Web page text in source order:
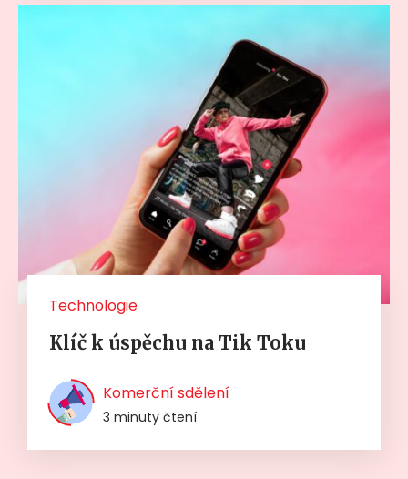
Technologie
Klíč k úspěchu na Tik Toku
Komerční sdělení
3 minuty čtení